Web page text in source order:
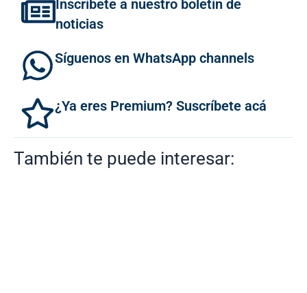
Inscríbete a nuestro boletín de
noticias
Síguenos en WhatsApp channels
¿Ya eres Premium? Suscríbete acá
También te puede interesar: